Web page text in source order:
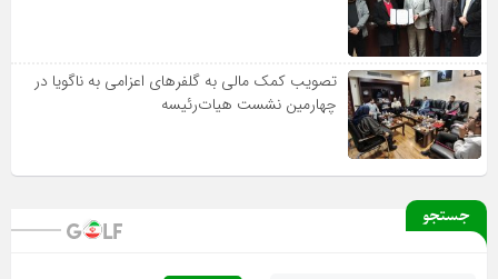
تصویب کمک مالی به گلفرهای اعزامی به ناگویا در
چهارمین نشست هیات‌رئیسه
جستجو